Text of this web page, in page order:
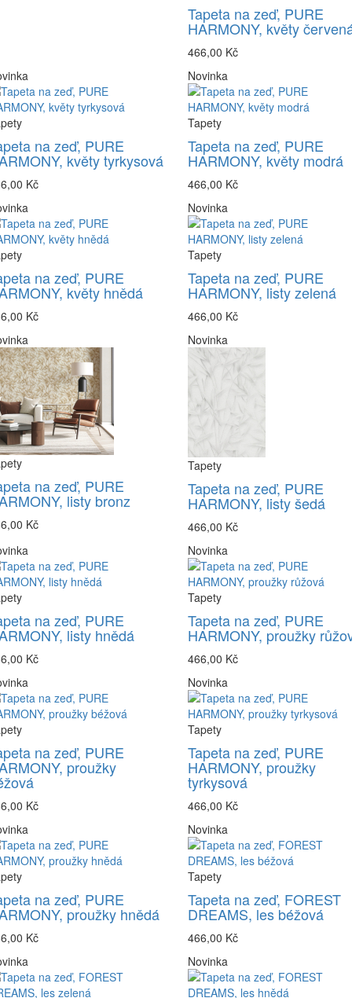
Tapeta na zeď, PURE
HARMONY, květy
466,00 Kč
na zeď, PURE
květy tyrkysová
Kč
Novinka
Tapety
Tapeta na zeď, PURE
HARMONY, květy modrá
466,00 Kč
na zeď, PURE
květy hnědá
Kč
Novinka
Tapety
Tapeta na zeď, PURE
HARMONY, listy zelená
466,00 Kč
na zeď, PURE
listy bronz
Kč
Novinka
Tapety
Tapeta na zeď, PURE
HARMONY, listy šedá
466,00 Kč
na zeď, PURE
listy hnědá
Kč
Novinka
Tapety
Tapeta na zeď, PURE
HARMONY, proužky
466,00 Kč
na zeď, PURE
proužky
Kč
Novinka
Tapety
Tapeta na zeď, PURE
HARMONY, proužky
tyrkysová
466,00 Kč
na zeď, PURE
proužky hnědá
Kč
Novinka
Tapety
Tapeta na zeď, FOREST
DREAMS, les béžová
466,00 Kč
Novinka